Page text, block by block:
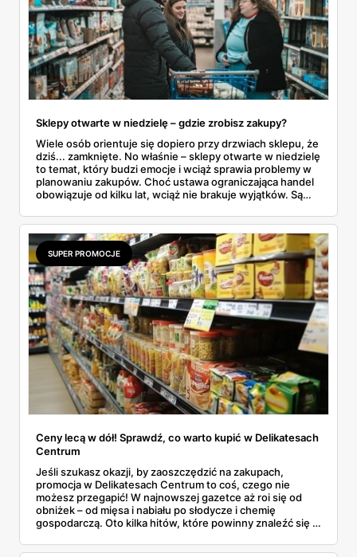
Sklepy otwarte w niedzielę – gdzie zrobisz zakupy?
Wiele osób orientuje się dopiero przy drzwiach sklepu, że
dziś... zamknięte. No właśnie – sklepy otwarte w niedzielę
to temat, który budzi emocje i wciąż sprawia problemy w
planowaniu zakupów. Choć ustawa ograniczająca handel
obowiązuje od kilku lat, wciąż nie brakuje wyjątków. Są
jak to wygląda w praktyce? Czy mały osiedlowy sklepik
może działać? A co z Żabką czy stacjami benzynowymi? W
tym artykule rozwiewamy wątpliwości i pokazujemy, gdzie
w niedzielę można coś kupić – bez nerwów i krążenia po
mieście.
SUPER PROMOCJE
Ceny lecą w dół! Sprawdź, co warto kupić w Delikatesach
Centrum
Jeśli szukasz okazji, by zaoszczędzić na zakupach,
promocja w Delikatesach Centrum to coś, czego nie
możesz przegapić! W najnowszej gazetce aż roi się od
obniżek – od mięsa i nabiału po słodycze i chemię
gospodarczą. Oto kilka hitów, które powinny znaleźć się w